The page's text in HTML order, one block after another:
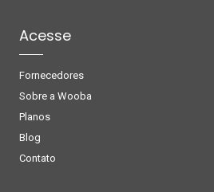
Acesse
Fornecedores
Sobre a Wooba
Planos
Blog
Contato